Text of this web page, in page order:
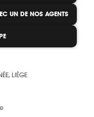
UN DE NOS AGENTS
LIÈGE